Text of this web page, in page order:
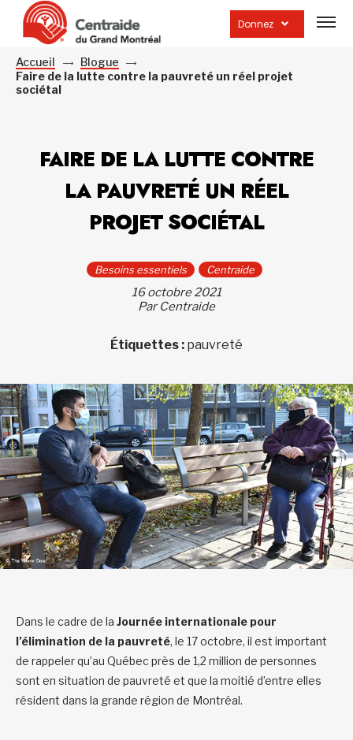
Donnez
la
Accueil
Blogue
Faire de la lutte contre la pauvreté un réel projet
sociétal
FAIRE DE LA LUTTE CONTRE
LA PAUVRETÉ UN RÉEL
PROJET SOCIÉTAL
Besoins essentiels Centraide
16 octobre 2021
Par Centraide
Étiquettes : pauvreté
Dans le cadre de la Journée internationale pour
l’élimination de la pauvreté, le 17 octobre, il est important
de rappeler qu’au Québec près de 1,2 million de personnes
sont en situation de pauvreté et que la moitié d’entre elles
résident dans la grande région de Montréal.